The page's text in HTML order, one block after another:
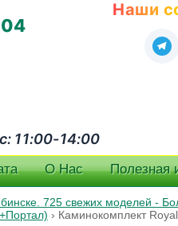
11:00-14:00
Наши
О Нас Полезная
725 свежих моделей -
› Каминокомплект